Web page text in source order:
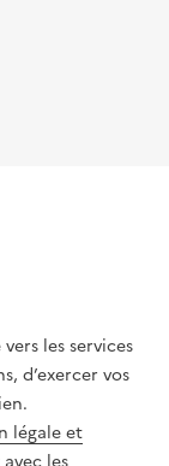
les services
d’exercer vos
légale et